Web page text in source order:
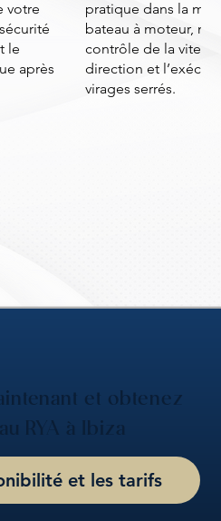
votre
le
après
pratique dans la
bateau à moteur,
contrôle de la
direction et
virages serrés.
et obtenez
RYA à Ibiza
et les tarifs